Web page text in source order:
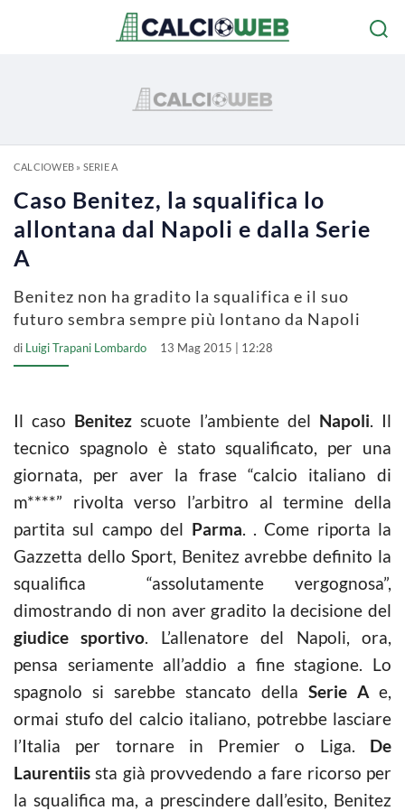
CALCIOWEB» SERIE A
Caso Benitez, la squalifica lo
allontana dal Napoli e dalla Serie
A
Benitez non ha gradito la squalifica e il suo
futuro sembra sempre più lontano da Napoli
di Luigi Trapani Lombardo 13 Mag 2015 | 12:28
Il caso Benitez scuote l’ambiente del Napoli. Il
tecnico spagnolo è stato squalificato, per una
giornata, per aver la frase “calcio italiano di
m****” rivolta verso l’arbitro al termine della
partita sul campo del Parma. . Come riporta la
Gazzetta dello Sport, Benitez avrebbe definito la
squalifica “assolutamente vergognosa”,
dimostrando di non aver gradito la decisione del
giudice sportivo. L’allenatore del Napoli, ora,
pensa seriamente all’addio a fine stagione. Lo
spagnolo si sarebbe stancato della Serie A e,
ormai stufo del calcio italiano, potrebbe lasciare
l’Italia per tornare in Premier o Liga. De
Laurentiis sta già provvedendo a fare ricorso per
la squalifica ma, a prescindere dall’esito, Benitez